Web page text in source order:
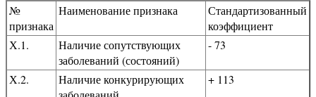
№
признака
Наименование признака
Стандартизованный
коэффициент
Х.1.
Наличие сопутствующих
заболеваний (состояний)
- 73
Х.2.
Наличие конкурирующих
+ 113